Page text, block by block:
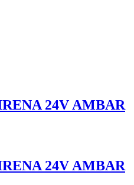
24V AMBAR
24V AMBAR